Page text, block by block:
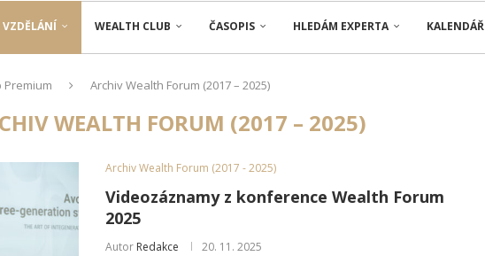
VZDĚLÁNÍ WEALTH CLUB ČASOPIS HLEDÁM EXPERTA KALENDÁŘ
Premium Archiv Wealth Forum (2017 – 2025)
WEALTH FORUM (2017 – 2025)
Archiv Wealth Forum (2017 - 2025)
Videozáznamy z konference Wealth Forum
2025
Autor Redakce 20. 11. 2025